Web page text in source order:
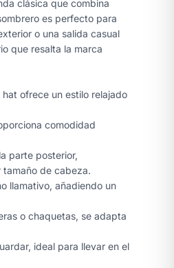
clásica que combina
es perfecto para
o una salida casual
que resalta la marca
ofrece un estilo relajado
comodidad
parte posterior,
de cabeza.
llamativo, añadiendo un
o chaquetas, se adapta
ideal para llevar en el